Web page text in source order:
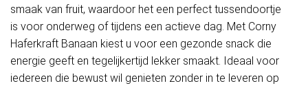
smaak van fruit, waardoor het een perfect tussendoortje
is voor onderweg of tijdens een actieve dag. Met Corny
Haferkraft Banaan kiest u voor een gezonde snack die
energie geeft en tegelijkertijd lekker smaakt. Ideaal voor
iedereen die bewust wil genieten zonder in te leveren op